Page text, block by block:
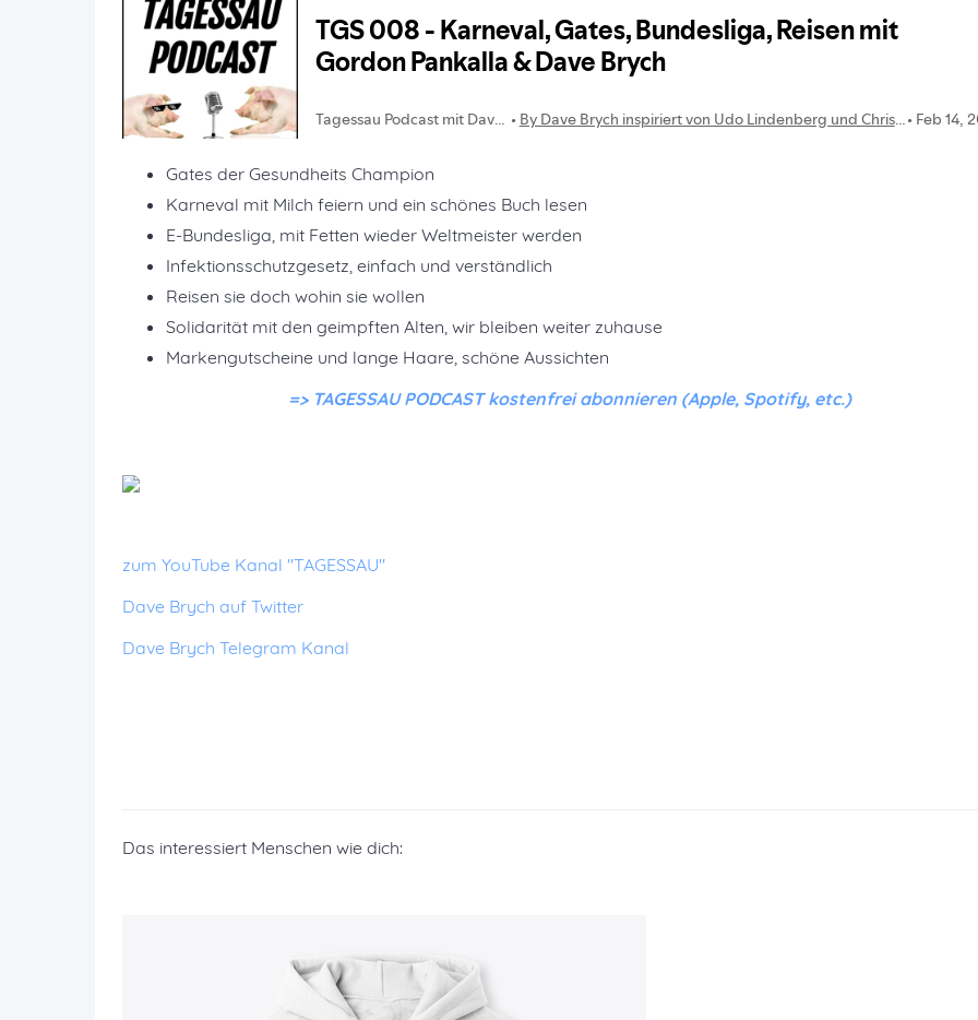
Gates der Gesundheits Champion
Karneval mit Milch feiern und ein schönes Buch lesen
E-Bundesliga, mit Fetten wieder Weltmeister werden
Infektionsschutzgesetz, einfach und verständlich
Reisen sie doch wohin sie wollen
Solidarität mit den geimpften Alten, wir bleiben weiter zuhause
Markengutscheine und lange Haare, schöne Aussichten
=> TAGESSAU PODCAST kostenfrei abonnieren (Apple, Spotify, etc.)
zum YouTube Kanal "TAGESSAU"
Dave Brych auf Twitter
Dave Brych Telegram Kanal
Das interessiert Menschen wie dich: